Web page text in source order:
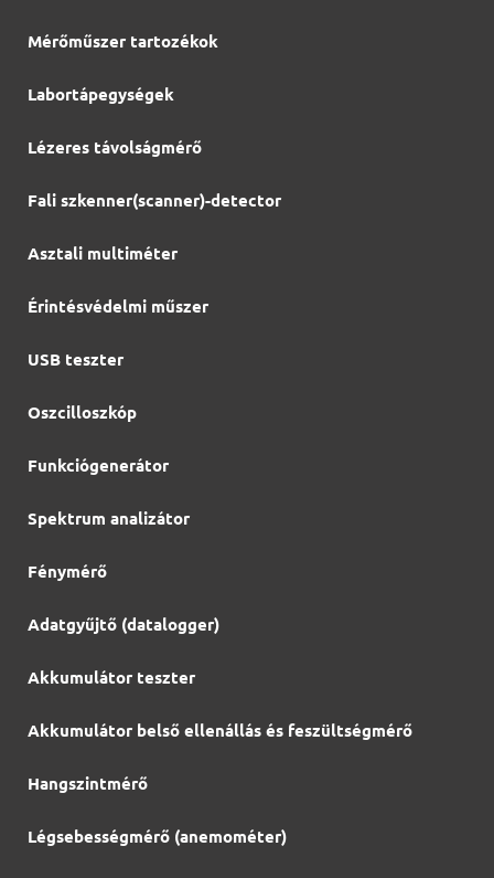
Mérőműszer tartozékok
Labortápegységek
Lézeres távolságmérő
Fali szkenner(scanner)-detector
Asztali multiméter
Érintésvédelmi műszer
USB teszter
Oszcilloszkóp
Funkciógenerátor
Spektrum analizátor
Fénymérő
Adatgyűjtő (datalogger)
Akkumulátor teszter
Akkumulátor belső ellenállás és feszültségmérő
Hangszintmérő
Légsebességmérő (anemométer)